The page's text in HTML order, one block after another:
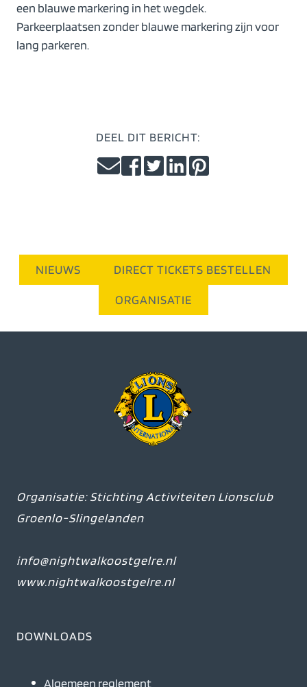
een blauwe markering in het wegdek.
Parkeerplaatsen zonder blauwe markering zijn voor
lang parkeren.
DEEL DIT BERICHT:
NIEUWS DIRECT TICKETS BESTELLEN
ORGANISATIE
Organisatie: Stichting Activiteiten Lionsclub
Groenlo-Slingelanden
info@nightwalkoostgelre.nl
www.nightwalkoostgelre.nl
DOWNLOADS
Algemeen reglement